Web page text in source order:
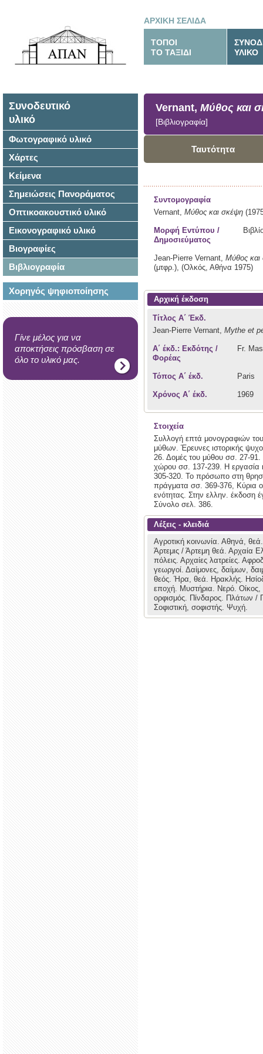
ΑΡΧΙΚΗ ΣΕΛΙΔΑ
ΤΟΠΟΙ
ΤΟ ΤΑΞΙΔΙ
ΥΛΙΚΟ
Συνοδευτικό
υλικό
Φωτογραφικό υλικό
Χάρτες
Κείμενα
Σημειώσεις Πανοράματος
Οπτικοακουστικό υλικό
Εικονογραφικό υλικό
Βιογραφίες
Βιβλιογραφία
Χορηγός ψηφιοποίησης
Γίνε μέλος για να
αποκτήσεις πρόσβαση σε
όλο το υλικό μας.
Vernant, Μύθος και
[Βιβλιογραφία]
Ταυτότητα
Συντομογραφία
Vernant, Μύθος και σκέψη
Μορφή Εντύπου /
Δημοσιεύματος
Jean-Pierre Vernant, Μύθος και
(μτφρ.), (Ολκός, Αθήνα 1975)
Αρχική έκδοση
Τίτλος Α΄ Έκδ.
Jean-Pierre Vernant, Mythe et
Α΄ έκδ.: Εκδότης /
Φορέας
Fr.
Τόπος Α΄ έκδ. Paris
Χρόνος Α΄ έκδ. 1969
Στοιχεία
Συλλογή επτά μονογραφιών
μύθων. Έρευνες ιστορικής
26. Δομές του μύθου σσ. 27-
χώρου σσ. 137-239. Η εργασία
305-320. Το πρόσωπο στη
πράγματα σσ. 369-376, Κύρια
ενότητας. Στην ελλην. έκδοση
Σύνολο σελ. 386.
Λέξεις - κλειδιά
Αγροτική κοινωνία. Αθηνά,
Άρτεμις / Άρτεμη θεά. Αρχαία
πόλεις. Αρχαίες λατρείες.
γεωργοί. Δαίμονες, δαίμων,
θεός. Ήρα, θεά. Ηρακλής.
εποχή. Μυστήρια. Νερό. Οίκος,
ορφισμός. Πίνδαρος. Πλάτων /
Σοφιστική, σοφιστής. Ψυχή.